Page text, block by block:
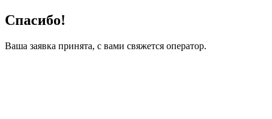
Спасибо!
Ваша заявка принята, с вами свяжется оператор.